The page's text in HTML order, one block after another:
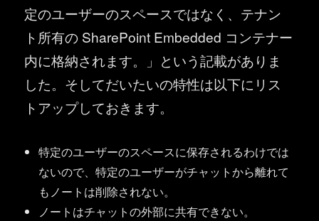
定のユーザーのスペースではなく、テナン
ト所有の SharePoint Embedded コンテナー
内に格納されます。」という記載がありま
した。そしてだいたいの特性は以下にリス
トアップしておきます。
特定のユーザーのスペースに保存されるわけでは
ないので、特定のユーザーがチャットから離れて
もノートは削除されない。
ノートはチャットの外部に共有できない。